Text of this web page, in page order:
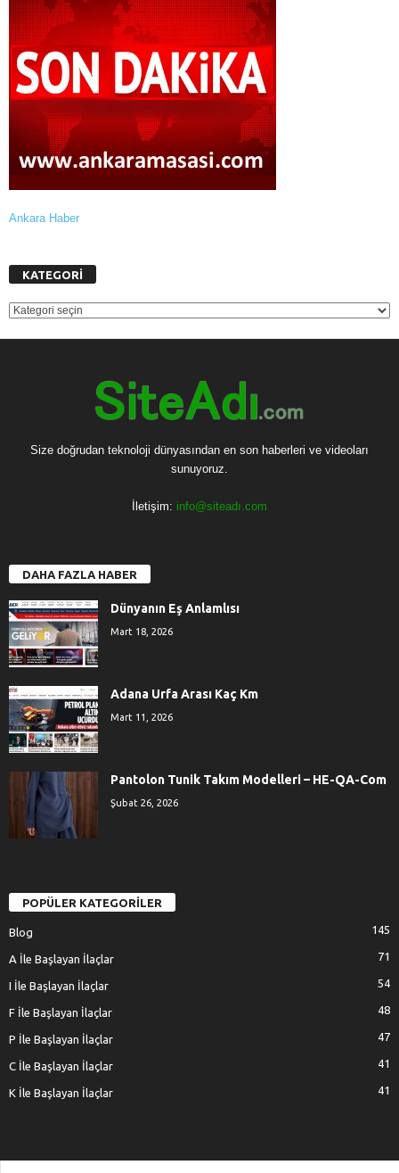
Ankara Haber
KATEGORİ
KATEGORİ
Size doğrudan teknoloji dünyasından en son haberleri ve videoları
sunuyoruz.
İletişim: info@siteadı.com
DAHA FAZLA HABER
Dünyanın Eş Anlamlısı
Mart 18, 2026
Adana Urfa Arası Kaç Km
Mart 11, 2026
Pantolon Tunik Takım Modelleri – HE-QA-Com
Şubat 26, 2026
POPÜLER KATEGORİLER
Blog 145
A İle Başlayan İlaçlar 71
I İle Başlayan İlaçlar 54
F İle Başlayan İlaçlar 48
P İle Başlayan İlaçlar 47
C İle Başlayan İlaçlar 41
K İle Başlayan İlaçlar 41